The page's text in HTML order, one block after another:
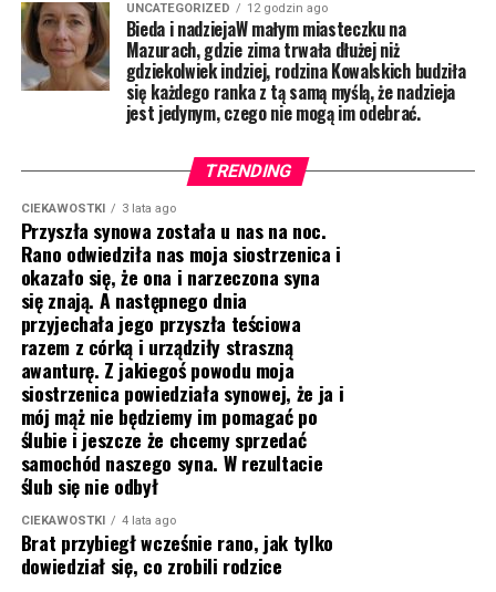
UNCATEGORIZED 12 godzin ago
Bieda i nadziejaW małym miasteczku na
Mazurach, gdzie zima trwała dłużej niż
gdziekolwiek indziej, rodzina Kowalskich budziła
się każdego ranka z tą samą myślą, że nadzieja
jest jedynym, czego nie mogą im odebrać.
TRENDING
CIEKAWOSTKI 3 lata ago
Przyszła synowa została u nas na noc.
Rano odwiedziła nas moja siostrzenica i
okazało się, że ona i narzeczona syna
się znają. A następnego dnia
przyjechała jego przyszła teściowa
razem z córką i urządziły straszną
awanturę. Z jakiegoś powodu moja
siostrzenica powiedziała synowej, że ja i
mój mąż nie będziemy im pomagać po
ślubie i jeszcze że chcemy sprzedać
samochód naszego syna. W rezultacie
ślub się nie odbył
CIEKAWOSTKI 4 lata ago
Brat przybiegł wcześnie rano, jak tylko
dowiedział się, co zrobili rodzice